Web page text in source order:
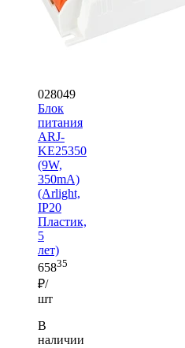
028049
Блок
питания
ARJ-
KE25350
(9W,
350mA)
(Arlight,
IP20
Пластик,
5
лет)
65835
₽/
шт
В
наличии